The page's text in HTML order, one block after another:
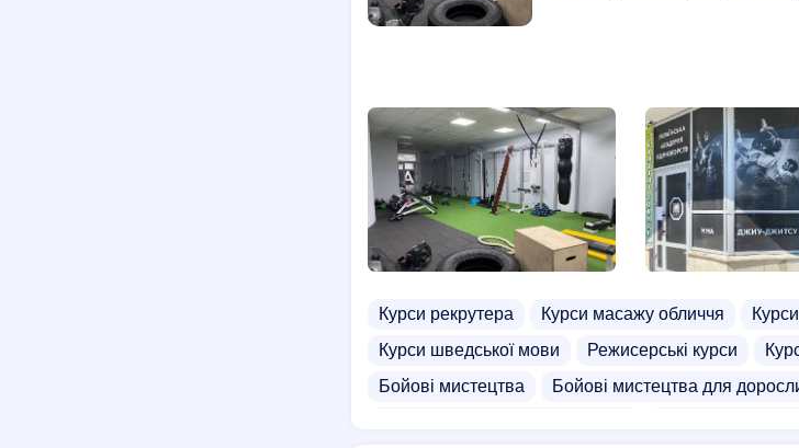
Курси рекрутера Курси масажу обличчя
Курси шведської мови
Режисерські курси
Бойові мистецтва
Бойові мистецтва для